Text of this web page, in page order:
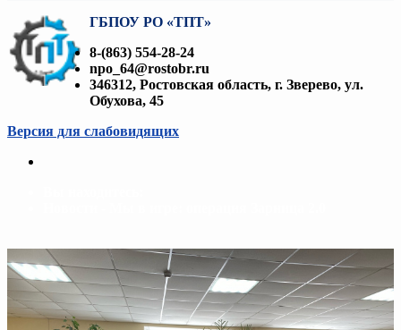
ГБПОУ РО «ТПТ»
8-(863) 554-28-24
npo_64@rostobr.ru
346312, Ростовская область, г. Зверево, ул.
Обухова, 45
Версия для слабовидящих